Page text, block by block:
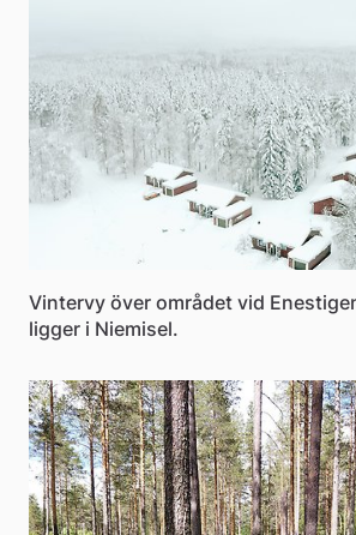
Vintervy över området vid
ligger i Niemisel.